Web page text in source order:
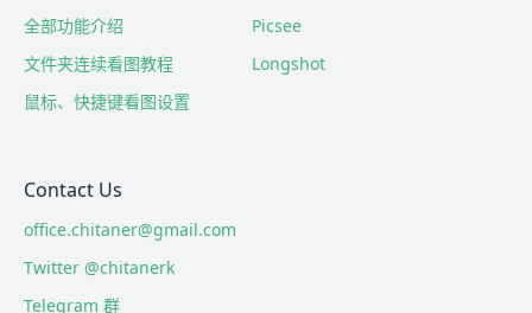
全部功能介绍
文件夹连续看图教程
鼠标、快捷键看图设置
Picsee
Longshot
Contact Us
office.chitaner@gmail.com
Twitter @chitanerk
Telegram 群